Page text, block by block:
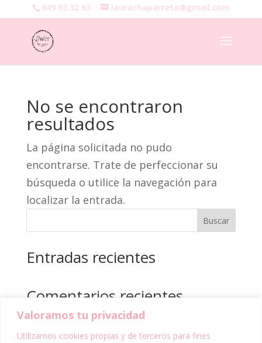
Valoramos tu privacidad
Utilizamos cookies propias y de terceros para fines
649 93 32 63 laurachaparreta@gmail.com
No se encontraron
resultados
La página solicitada no pudo
encontrarse. Trate de perfeccionar su
búsqueda o utilice la navegación para
localizar la entrada.
Buscar
Entradas recientes
Comentarios recientes
No hay comentarios que mostrar.